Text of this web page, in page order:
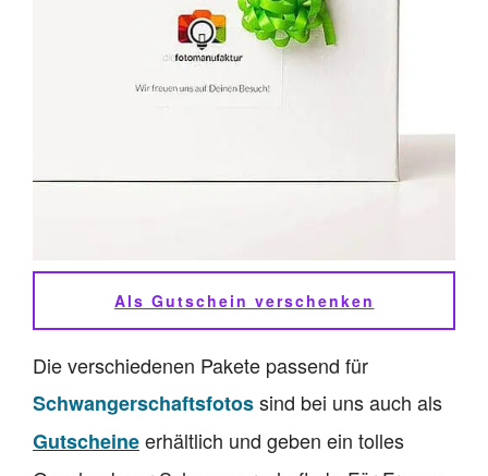
Als Gutschein verschenken
Die verschiedenen Pakete passend für
Schwangerschaftsfotossind bei uns auch als
Gutscheineerhältlich und geben ein tolles